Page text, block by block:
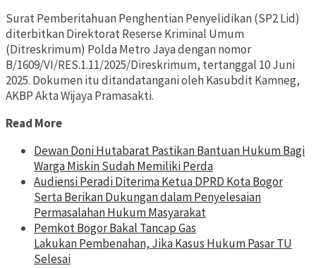
Surat Pemberitahuan Penghentian Penyelidikan (SP2 Lid)
diterbitkan Direktorat Reserse Kriminal Umum
(Ditreskrimum) Polda Metro Jaya dengan nomor
B/1609/VI/RES.1.11/2025/Direskrimum, tertanggal 10 Juni
2025. Dokumen itu ditandatangani oleh Kasubdit Kamneg,
AKBP Akta Wijaya Pramasakti.
Read More
Dewan Doni Hutabarat Pastikan Bantuan Hukum Bagi
Warga Miskin Sudah Memiliki Perda
Audiensi Peradi Diterima Ketua DPRD Kota Bogor
Serta Berikan Dukungan dalam Penyelesaian
Permasalahan Hukum Masyarakat
Pemkot Bogor Bakal Tancap Gas
Lakukan Pembenahan, Jika Kasus Hukum Pasar TU
Selesai